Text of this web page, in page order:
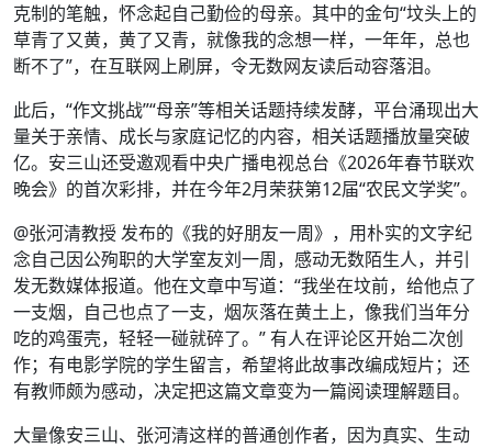
克制的笔触，怀念起自己勤俭的母亲。其中的金句“坟头上的
草青了又黄，黄了又青，就像我的念想一样，一年年，总也
断不了”，在互联网上刷屏，令无数网友读后动容落泪。
此后，“作文挑战”“母亲”等相关话题持续发酵，平台涌现出大
量关于亲情、成长与家庭记忆的内容，相关话题播放量突破
亿。安三山还受邀观看中央广播电视总台《2026年春节联欢
晚会》的首次彩排，并在今年2月荣获第12届“农民文学奖”。
@张河清教授 发布的《我的好朋友一周》，用朴实的文字纪
念自己因公殉职的大学室友刘一周，感动无数陌生人，并引
发无数媒体报道。他在文章中写道：“我坐在坟前，给他点了
一支烟，自己也点了一支，烟灰落在黄土上，像我们当年分
吃的鸡蛋壳，轻轻一碰就碎了。” 有人在评论区开始二次创
作；有电影学院的学生留言，希望将此故事改编成短片；还
有教师颇为感动，决定把这篇文章变为一篇阅读理解题目。
大量像安三山、张河清这样的普通创作者，因为真实、生动